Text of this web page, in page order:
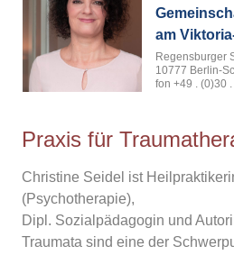
am
Regensburger
10777 Berlin-
fon +49 . (0)30
Praxis für
Christine Seidel ist
(Psychotherapie),
Dipl. Sozialpädagogin und
Traumata sind eine der